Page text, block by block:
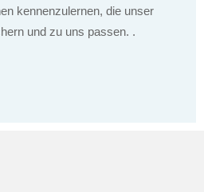
kennenzulernen, die unser
und zu uns passen. .